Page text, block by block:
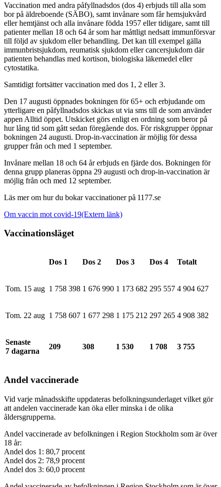
Vaccination med andra påfyllnadsdos (dos 4) erbjuds till alla som
bor på äldreboende (SÄBO), samt invånare som får hemsjukvård
eller hemtjänst och alla invånare födda 1957 eller tidigare, samt till
patienter mellan 18 och 64 år som har måttligt nedsatt immunförsvar
till följd av sjukdom eller behandling. Det kan till exempel gälla
immunbristsjukdom, reumatisk sjukdom eller cancersjukdom där
patienten behandlas med kortison, biologiska läkemedel eller
cytostatika.
Samtidigt fortsätter vaccination med dos 1, 2 eller 3.
Den 17 augusti öppnades bokningen för 65+ och erbjudande om
ytterligare en påfyllnadsdos skickas ut via sms till de som använder
appen Alltid öppet. Utskicket görs enligt en ordning som beror på
hur lång tid som gått sedan föregående dos. För riskgrupper öppnar
bokningen 24 augusti. Drop-in-vaccination är möjlig för dessa
grupper från och med 1 september.
Invånare mellan 18 och 64 år erbjuds en fjärde dos. Bokningen för
denna grupp planeras öppna 29 augusti och drop-in-vaccination är
möjlig från och med 12 september.
Läs mer om hur du bokar vaccinationer på 1177.se
Om vaccin mot covid-19(Extern länk)
Vaccinationsläget
Dos 1 Dos 2 Dos 3 Dos 4 Totalt
Tom. 15 aug 1 758 398 1 676 990 1 173 682 295 557 4 904 627
Tom. 22 aug 1 758 607 1 677 298 1 175 212 297 265 4 908 382
Senaste
7 dagarna
209 308 1 530 1 708 3 755
Andel vaccinerade
Vid varje månadsskifte uppdateras befolkningsunderlaget vilket gör
att andelen vaccinerade kan öka eller minska i de olika
åldersgrupperna.
Andel vaccinerade av befolkningen i Region Stockholm som är över
18 år:
Andel dos 1: 80,7 procent
Andel dos 2: 78,9 procent
Andel dos 3: 60,0 procent